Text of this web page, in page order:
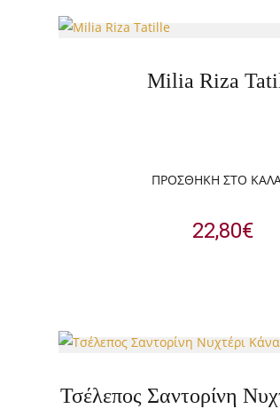
Milia Riza
ΠΡΟΣΘΉΚΗ ΣΤΟ
22,80€
Τσέλεπος Σαντορίνη